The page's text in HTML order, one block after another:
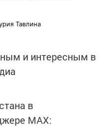
Тавлина
и интересным в
в
MАХ: